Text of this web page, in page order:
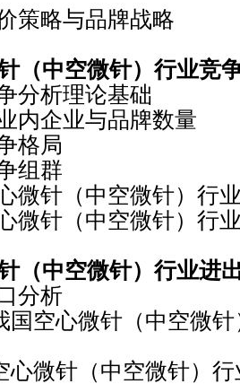
略与品牌战略
（中空微针）行业竞
析理论基础
企业与品牌数量
格局
组群
针（中空微针）行
针（中空微针）行
（中空微针）行业进
分析
微针（中空微针
（中空微针）行